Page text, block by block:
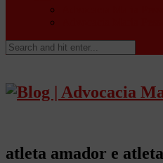
atleta amador e